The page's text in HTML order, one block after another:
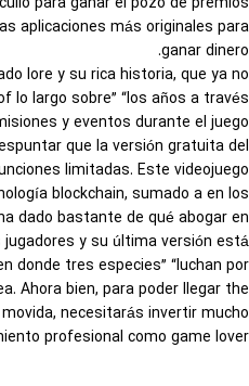
aplicaciones más originales para
ganar dinero.
lore y su rica historia, que ya no
lo largo sobre” “los años a través
y eventos durante el juego.
que la versión gratuita del
limitadas. Este videojuego
blockchain, sumado a en los
dado bastante de qué abogar en
y su última versión está
donde tres especies” “luchan por
Ahora bien, para poder llegar the
necesitarás invertir mucho
profesional como game lover.